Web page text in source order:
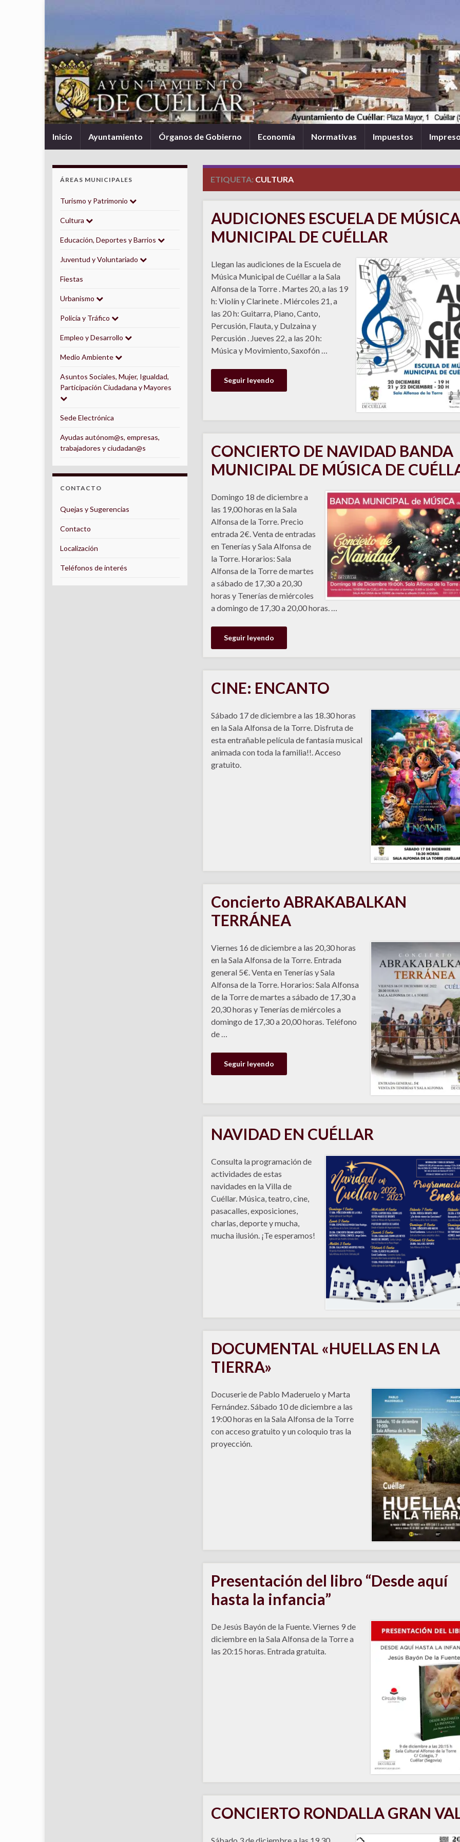
Inicio Ayuntamiento Órganos de Gobierno Economía Normativas Impuestos
ETIQUETA: CULTURA
AUDICIONES ESCUELA DE MÚSICA
MUNICIPAL DE CUÉLLAR
Llegan las audiciones de la Escuela de
Música Municipal de Cuéllar a la Sala
Alfonsa de la Torre . Martes 20, a las 19
h: Violín y Clarinete . Miércoles 21, a
las 20 h: Guitarra, Piano, Canto,
Percusión, Flauta, y Dulzaina y
Percusión . Jueves 22, a las 20 h:
Música y Movimiento, Saxofón …
Seguir leyendo
CONCIERTO DE NAVIDAD BANDA
MUNICIPAL DE MÚSICA DE
Domingo 18 de diciembre a
las 19,00 horas en la Sala
Alfonsa de la Torre. Precio
entrada 2€. Venta de entradas
en Tenerías y Sala Alfonsa de
la Torre. Horarios: Sala
Alfonsa de la Torre de martes
a sábado de 17,30 a 20,30
horas y Tenerías de miércoles
a domingo de 17,30 a 20,00 horas. …
Seguir leyendo
CINE: ENCANTO
Sábado 17 de diciembre a las 18.30 horas
en la Sala Alfonsa de la Torre. Disfruta de
esta entrañable película de fantasía musical
animada con toda la familia!!. Acceso
gratuito.
Concierto ABRAKABALKAN
TERRÁNEA
Viernes 16 de diciembre a las 20,30 horas
en la Sala Alfonsa de la Torre. Entrada
general 5€. Venta en Tenerías y Sala
Alfonsa de la Torre. Horarios: Sala Alfonsa
de la Torre de martes a sábado de 17,30 a
20,30 horas y Tenerías de miércoles a
domingo de 17,30 a 20,00 horas. Teléfono
de …
Seguir leyendo
NAVIDAD EN CUÉLLAR
Consulta la programación de
actividades de estas
navidades en la Villa de
Cuéllar. Música, teatro, cine,
pasacalles, exposiciones,
charlas, deporte y mucha,
mucha ilusión. ¡Te esperamos!
DOCUMENTAL «HUELLAS EN LA
TIERRA»
Docuserie de Pablo Maderuelo y Marta
Fernández. Sábado 10 de diciembre a las
19:00 horas en la Sala Alfonsa de la Torre
con acceso gratuito y un coloquio tras la
proyección.
Presentación del libro “Desde aquí
hasta la infancia”
De Jesús Bayón de la Fuente. Viernes 9 de
diciembre en la Sala Alfonsa de la Torre a
las 20:15 horas. Entrada gratuita.
CONCIERTO RONDALLA GRAN
ÁREAS MUNICIPALES
Turismo y Patrimonio
Cultura
Educación, Deportes y Barrios
Juventud y Voluntariado
Fiestas
Urbanismo
Policía y Tráfico
Empleo y Desarrollo
Medio Ambiente
Asuntos Sociales, Mujer, Igualdad,
Participación Ciudadana y Mayores
Sede Electrónica
Ayudas autónom@s, empresas,
trabajadores y ciudadan@s
CONTACTO
Quejas y Sugerencias
Contacto
Localización
Teléfonos de interés